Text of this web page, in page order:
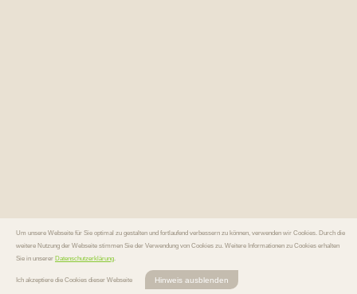
Um unsere Webseite für Sie optimal zu gestalten und fortlaufend verbessern zu können, verwenden wir Cookies. Durch die
weitere Nutzung der Webseite stimmen Sie der Verwendung von Cookies zu. Weitere Informationen zu Cookies erhalten
Sie in unserer Datenschutzerklärung.
Ich akzeptiere die Cookies dieser Webseite Hinweis ausblenden